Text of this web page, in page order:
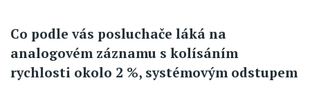
Co podle vás posluchače láká na
analogovém záznamu s kolísáním
rychlosti okolo 2 %, systémovým odstupem